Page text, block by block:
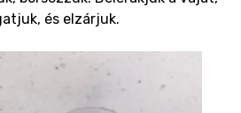
és elzárjuk.